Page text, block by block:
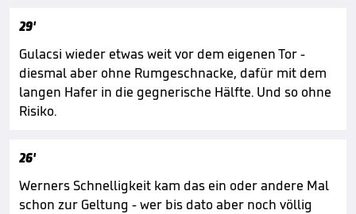
29'
Gulacsi wieder etwas weit vor dem eigenen Tor -
diesmal aber ohne Rumgeschnacke, dafür mit dem
langen Hafer in die gegnerische Hälfte. Und so ohne
Risiko.
26'
Werners Schnelligkeit kam das ein oder andere Mal
schon zur Geltung - wer bis dato aber noch völlig